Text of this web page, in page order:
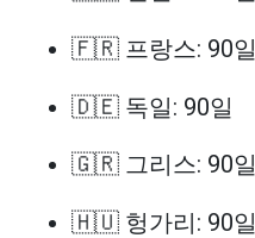
🇫🇷 프랑스: 90일
🇩🇪 독일: 90일
🇬🇷 그리스: 90일
🇭🇺 헝가리: 90일